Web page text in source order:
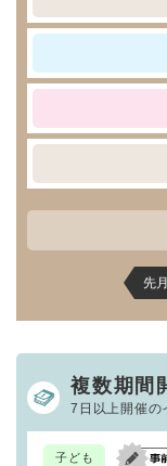
先月
複数期間
7日以上開催の
子ども